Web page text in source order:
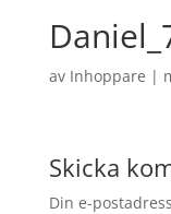
av Inhoppare |
Skicka
Din e-